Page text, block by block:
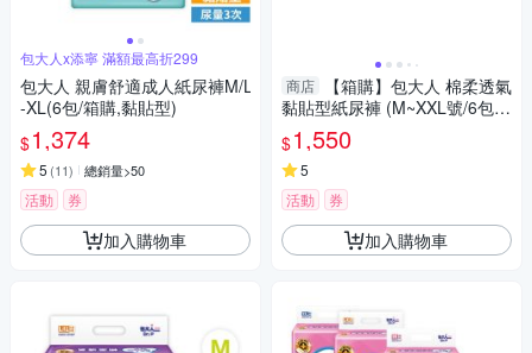
包大人x添寧 滿額最高折299
包大人 親膚舒適成人紙尿褲M/L
-XL(6包/箱購,黏貼型)
$1,374
5 (11) 總銷量>50
活動 券
加入購物車
商店
【箱購】包大人 棉柔透氣
黏貼型紙尿褲 (M~XXL號/6包/
箱)【杏一】
$1,550
5
活動
券
加入購物車